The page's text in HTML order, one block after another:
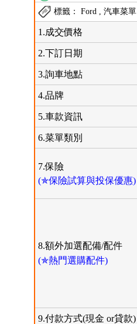
標籤： Ford , 汽車菜單
1.成交價格
2.下訂日期
3.詢車地點
4.品牌
5.車款資訊
6.菜單類別
7.保險
(✯保險試算與投保優惠)
8.額外加選配備/配件
(✯熱門選購配件)
9.付款方式(現金 or貸款)